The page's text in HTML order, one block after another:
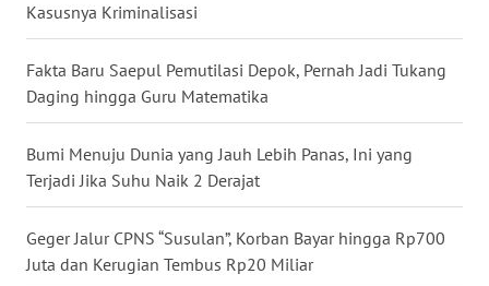
Kasusnya Kriminalisasi
Fakta Baru Saepul Pemutilasi Depok, Pernah Jadi Tukang
Daging hingga Guru Matematika
Bumi Menuju Dunia yang Jauh Lebih Panas, Ini yang
Terjadi Jika Suhu Naik 2 Derajat
Geger Jalur CPNS “Susulan”, Korban Bayar hingga Rp700
Juta dan Kerugian Tembus Rp20 Miliar
WN
DANAU
TOBA
WN
NIAS
WN